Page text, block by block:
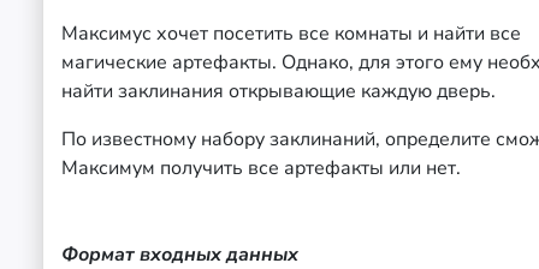
Максимус хочет посетить все комнаты и найти все
магические артефакты. Однако, для этого ему
найти заклинания открывающие каждую дверь.
По известному набору заклинаний, определите
Максимум получить все артефакты или нет.
Формат входных данных